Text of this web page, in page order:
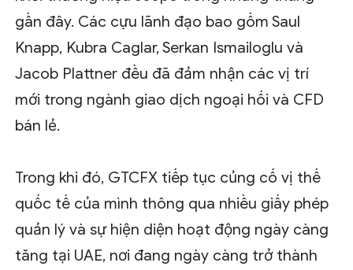
gần đây. Các cựu lãnh đạo bao gồm Saul
Knapp, Kubra Caglar, Serkan Ismailoglu và
Jacob Plattner đều đã đảm nhận các vị trí
mới trong ngành giao dịch ngoại hối và CFD
bán lẻ.
Trong khi đó, GTCFX tiếp tục củng cố vị thế
quốc tế của mình thông qua nhiều giấy phép
quản lý và sự hiện diện hoạt động ngày càng
tăng tại UAE, nơi đang ngày càng trở thành